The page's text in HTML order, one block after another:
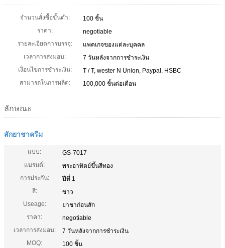
จำนวนสั่งซื้อขั้นต่ำ:
100 ชิ้น
ราคา:
negotiable
รายละเอียดการบรรจุ:
แพคเกจของแต่ละบุคคล
เวลาการส่งมอบ:
7 วันหลังจากการชำระเงิน
เงื่อนไขการชำระเงิน:
T / T, wester N Union, Paypal, HSBC
สามารถในการผลิต:
100,000 ชิ้นต่อเดือน
ลักษณะ
สักยาชาครีม
แบบ:
GS-7017
แบรนด์:
พระอาทิตย์ขึ้นสีทอง
การประกัน:
ปีที่ 1
สี:
ขาว
Useage:
ยาชาก่อนสัก
ราคา:
negotiable
เวลาการส่งมอบ:
7 วันหลังจากการชำระเงิน
MOQ:
100 ชิ้น